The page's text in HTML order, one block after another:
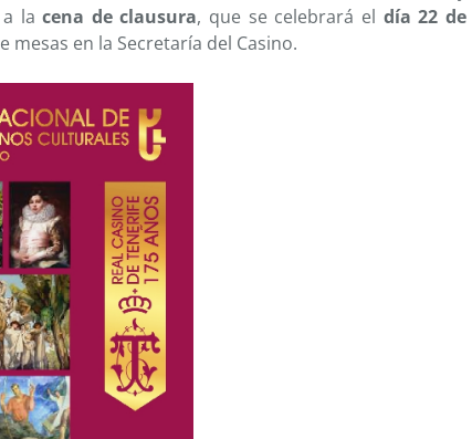
a lacena de clausura, que se celebrará el día 22 de
mesas en la Secretaría del Casino.